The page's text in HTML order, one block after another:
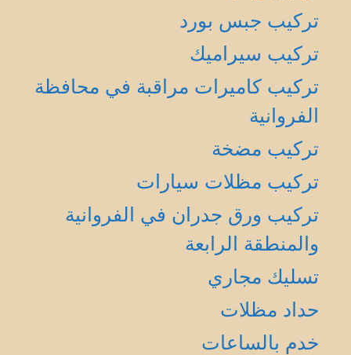
تركيب جبس بورد
تركيب سيراميك
تركيب كاميرات مراقبة في محافظة
الفروانية
تركيب مضخة
تركيب مظلات سيارات
تركيب ورق جدران في الفروانية
والمنطقة الرابعة
تسليك مجاري
حداد مظلات
خدم بالساعات